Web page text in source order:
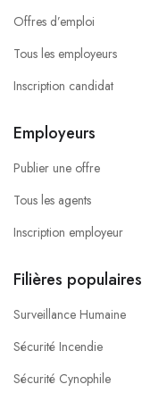
Offres d’emploi
Tous les employeurs
Inscription candidat
Employeurs
Publier une offre
Tous les agents
Inscription employeur
Filières populaires
Surveillance Humaine
Sécurité Incendie
Sécurité Cynophile